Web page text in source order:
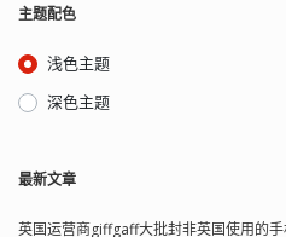
主题配色
浅色主题
深色主题
最新文章
英国运营商giffgaff大批封非英国使用的